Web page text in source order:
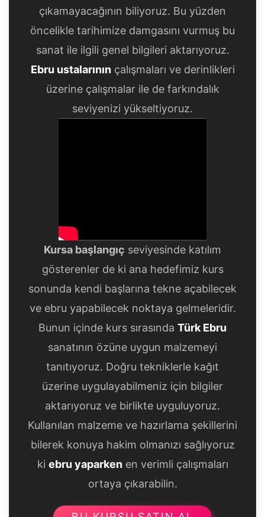
çıkamayacağının biliyoruz. Bu yüzden
öncelikle tarihimize damgasını vurmuş bu
sanat ile ilgili genel bilgileri aktarıyoruz.
Ebru ustalarınınçalışmaları ve derinlikleri
üzerine çalışmalar ile de farkındalık
seviyenizi yükseltiyoruz.
Kursa başlangıç seviyesinde katılım
gösterenler de ki ana hedefimiz kurs
sonunda kendi başlarına tekne açabilecek
ve ebru yapabilecek noktaya gelmeleridir.
Bunun içinde kurs sırasında Türk Ebru
sanatının özüne uygun malzemeyi
tanıtıyoruz. Doğru tekniklerle kağıt
üzerine uygulayabilmeniz için bilgiler
aktarıyoruz ve birlikte uyguluyoruz.
Kullanılan malzeme ve hazırlama şekillerini
bilerek konuya hakim olmanızı sağlıyoruz
ki ebru yaparkenen verimli çalışmaları
ortaya çıkarabilin.